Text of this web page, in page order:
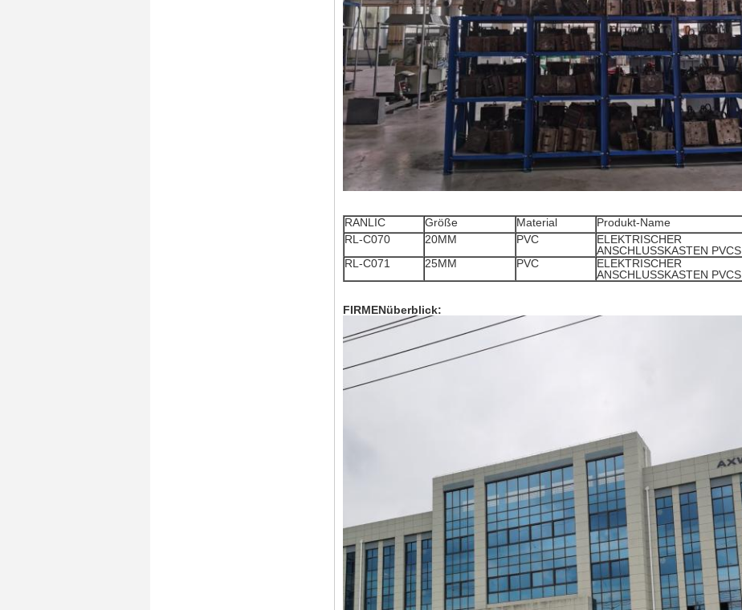
RANLIC Größe Material
Produkt-Name
RL-C070
20MM PVC
ELEKTRISCHER
ANSCHLUSSKASTEN PVCS
RL-C071
25MM PVC
ELEKTRISCHER
ANSCHLUSSKASTEN PVCS
FIRMENüberblick: